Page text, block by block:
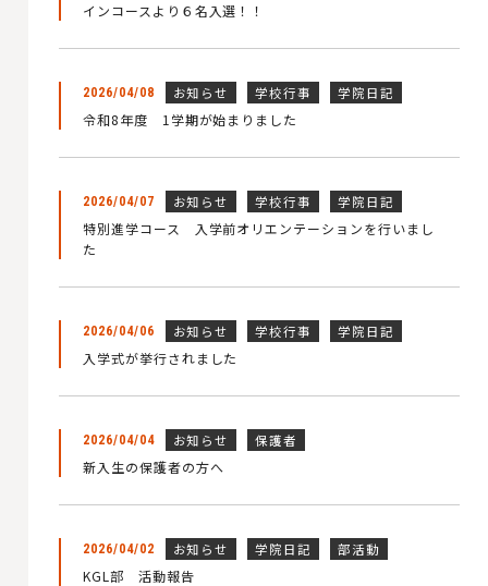
インコースより６名入選！！
2026/04/08 お知らせ 学校行事 学院日記
令和8年度 1学期が始まりました
2026/04/07 お知らせ 学校行事 学院日記
特別進学コース 入学前オリエンテーションを行いまし
た
2026/04/06 お知らせ 学校行事 学院日記
入学式が挙行されました
2026/04/04 お知らせ 保護者
新入生の保護者の方へ
2026/04/02 お知らせ 学院日記 部活動
KGL部 活動報告